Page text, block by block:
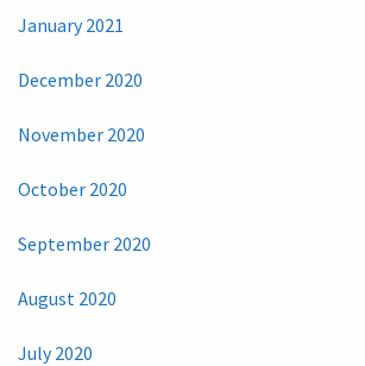
January 2021
December 2020
November 2020
October 2020
September 2020
August 2020
July 2020